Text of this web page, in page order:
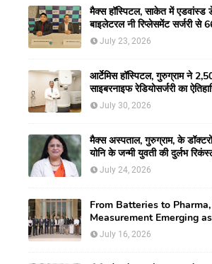
मैक्स हॉस्पिटल, साकेत में एडवांस्ड
बाइलेटरल नी रिप्लेसमेंट सर्जरी से
मिली नई गतिशीलता
July 23, 2026
आर्टेमिस हॉस्पिटल, गुरुग्राम ने
साइबरनाइफ रेडियोसर्जरी का
प्रिसिशन ट्रीटमेंट में मजबूत की
July 30, 2026
मैक्स अस्पताल, गुरुग्राम, के
योनि के जन्मी युवती की दुर्लभ
July 24, 2026
From Batteries to
Measurement Emerging
New Competitive Edge
July 16, 2026